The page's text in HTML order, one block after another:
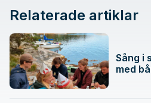
Relaterade artiklar
Sång i
med